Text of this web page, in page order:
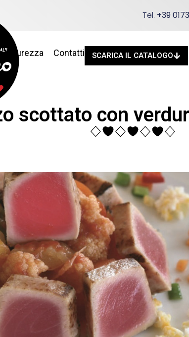
Tel. +39
sicurezza Contatti SCARICA IL CATALOGO
scottato con